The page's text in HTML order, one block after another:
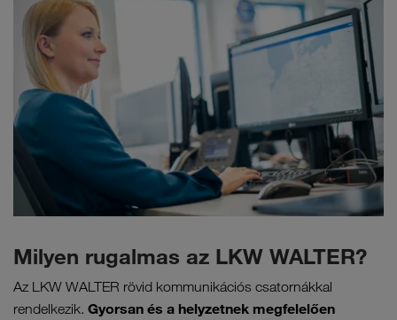
Milyen rugalmas az LKW WALTER?
Az LKW WALTER rövid kommunikációs csatornákkal
rendelkezik. Gyorsan és a helyzetnek megfelelően